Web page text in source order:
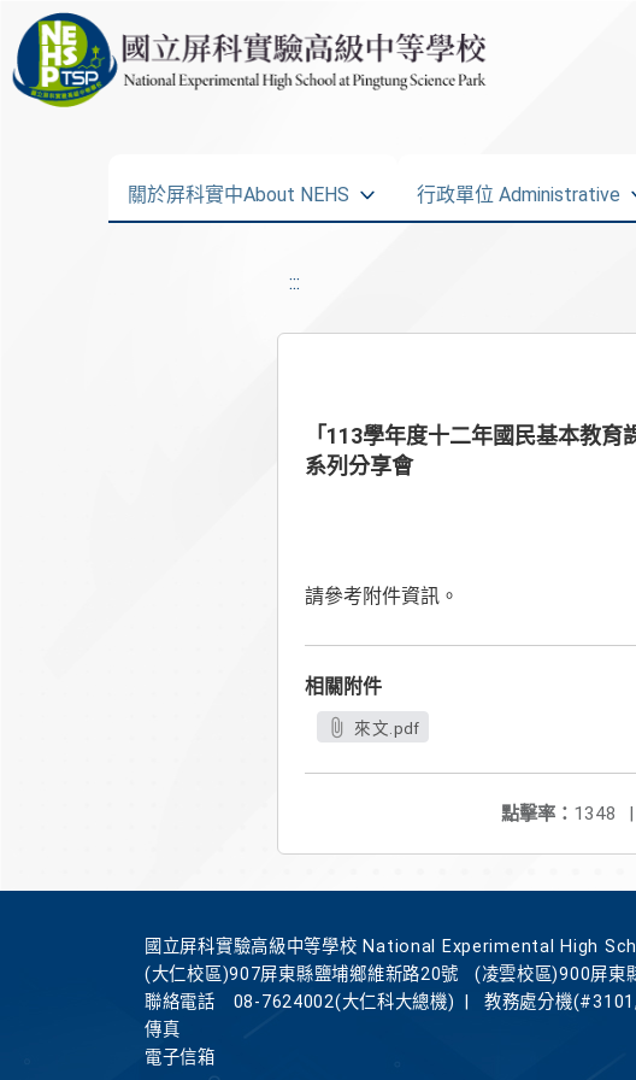
關於屏科實中About NEHS 行政單位 Administrative
:::
「113學年度十二年國民基本教
系列分享會
請參考附件資訊。
相關附件
來文.pdf
點擊率： 1348 |
國立屏科實驗高級中等學校 National Experimental High
(大仁校區)907屏東縣鹽埔鄉維新路20號
(凌雲校區)900屏東
聯絡電話
08-7624002(大仁科大總機)
教務處分機
傳真
電子信箱